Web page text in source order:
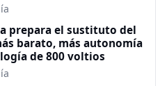
prepara el sustituto del
barato, más autonomía
de 800 voltios